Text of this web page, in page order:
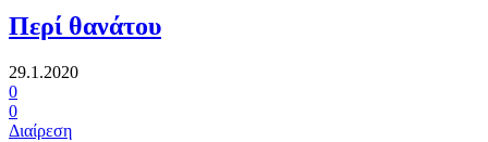
Περί θανάτου
29.1.2020
0
0
Διαίρεση